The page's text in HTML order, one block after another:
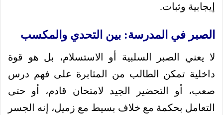
إيجابية وثبات.
الصبر في المدرسة: بين التحدي والمكسب
لا يعني الصبر السلبية أو الاستسلام، بل هو قوة
داخلية تمكن الطالب من المثابرة على فهم درس
صعب، أو التحضير الجيد لامتحان قادم، أو حتى
التعامل بحكمة مع خلاف بسيط مع زميل، إنه الجسر